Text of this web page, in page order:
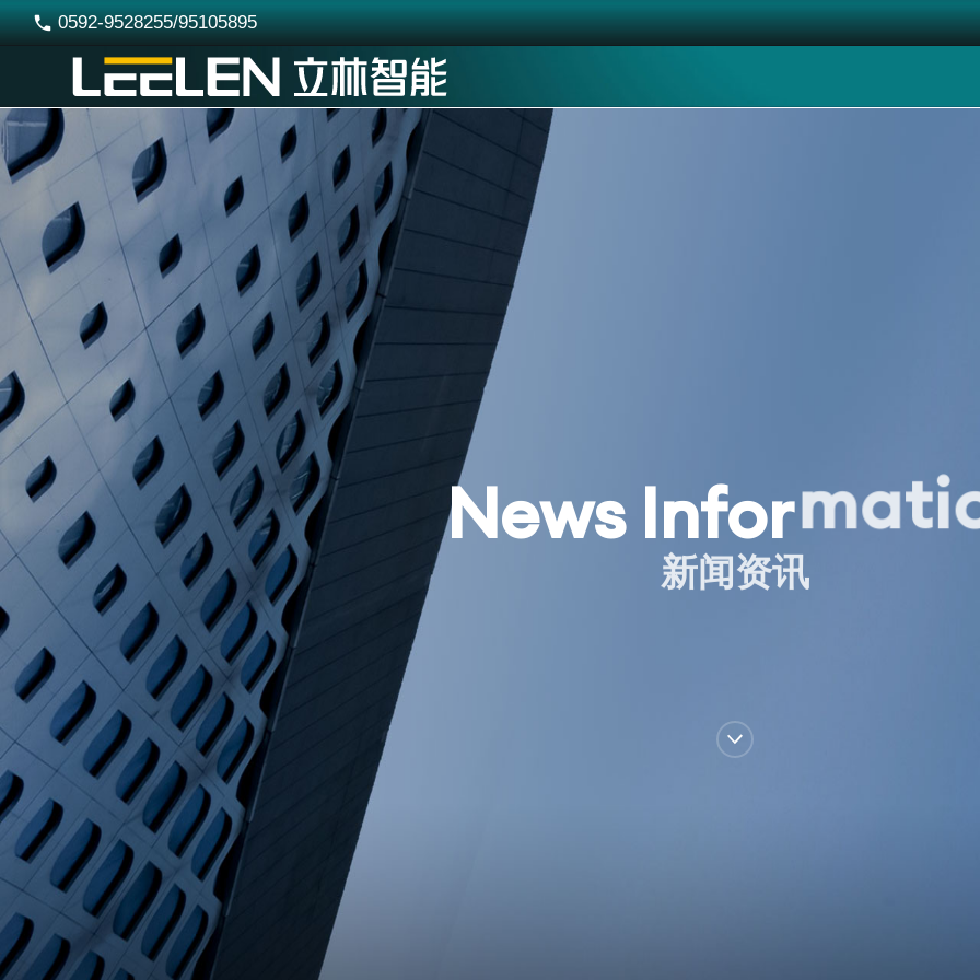
 0592-9528255/95105895
News Informati
新闻资讯
